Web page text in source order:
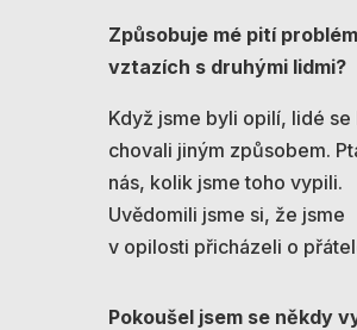
Způsobuje mé pití
vztazích s druhými lidmi?
Když jsme byli opilí, lidé se
chovali jiným způsobem.
nás, kolik jsme toho vypili.
Uvědomili jsme si, že jsme
v opilosti přicházeli o
Pokoušel jsem se někdy